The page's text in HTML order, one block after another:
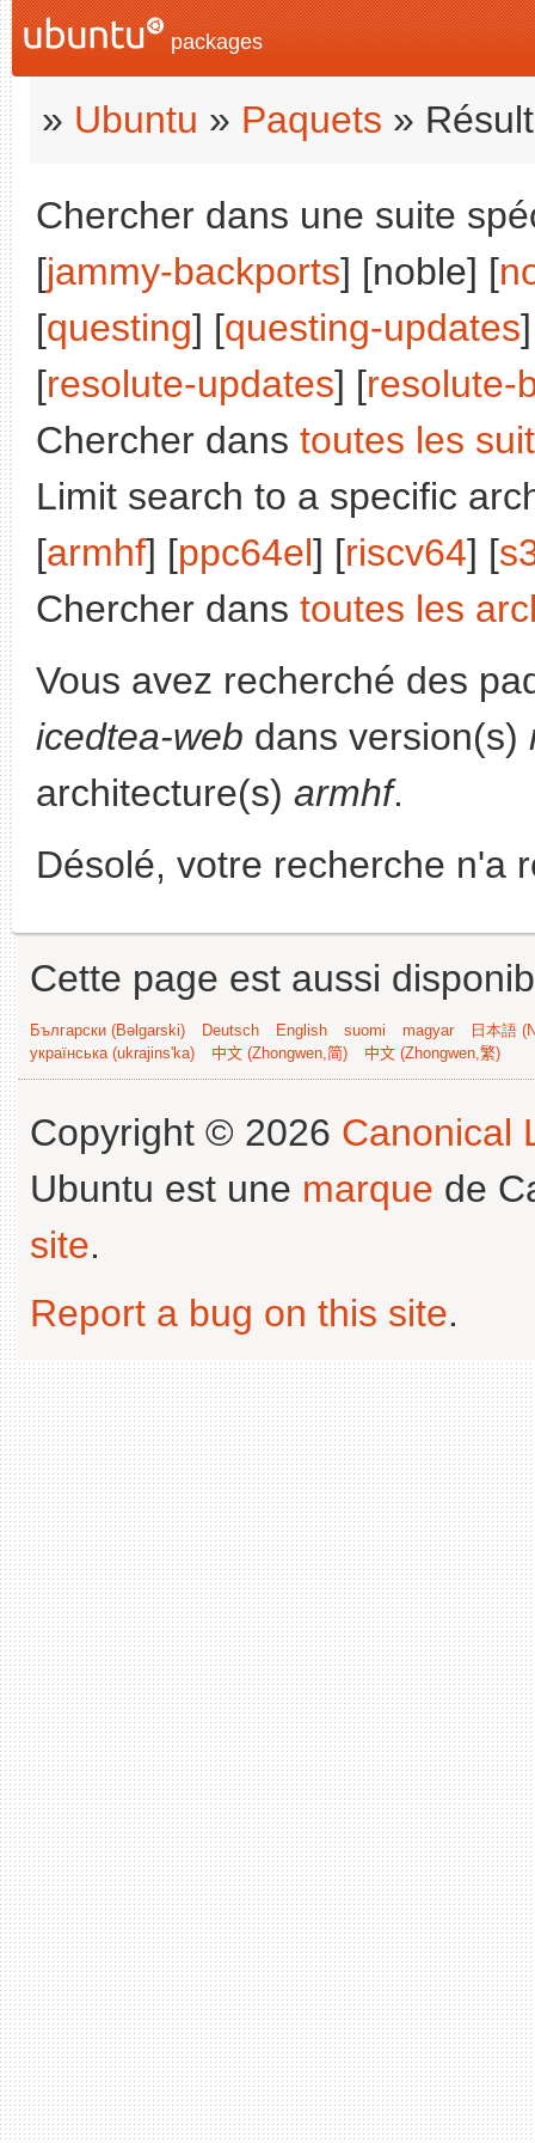
packages
» Ubuntu » Paquets »
Chercher dans une suite
[jammy-backports] [noble] [
[questing] [questing-updates
[resolute-updates] [resolute-
Chercher dans toutes les
Limit search to a specific
[armhf] [ppc64el] [riscv64] [
Chercher dans toutes les
Vous avez recherché des
icedtea-web dans version(s)
architecture(s) armhf.
Désolé, votre recherche n'a
Cette page est aussi
Български (Bəlgarski) Deutsch English suomi magyar
日本語
українська (ukrajins'ka)
中文 (Zhongwen,简) 中文 (Zhongwen,繁)
Copyright © 2026 Canonical
Ubuntu est une marque de
site.
Report a bug on this site.